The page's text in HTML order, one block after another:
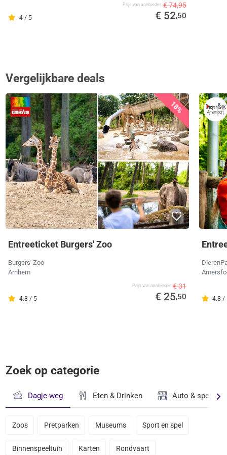
4 / 5
Prijs van aanbieder € 74,95
€ 52,50
Vergelijkbare deals
18%
Entreeticket Burgers' Zoo
Burgers' Zoo
Arnhem
4.8 / 5
Prijs van aanbieder € 31
€ 25,50 4.8 /
Zoek op categorie
Dagje weg Eten & Drinken Auto &
Zoos Pretparken Museums Sport en spel
Binnenspeeltuin Karten Rondvaart